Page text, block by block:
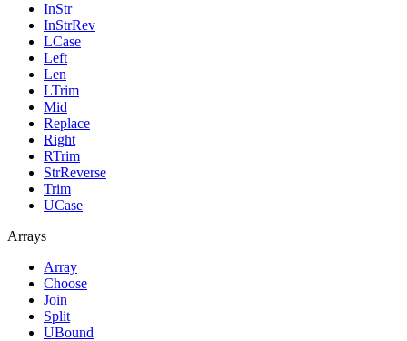
InStr
InStrRev
LCase
Left
Len
LTrim
Mid
Replace
Right
RTrim
StrReverse
Trim
UCase
Arrays
Array
Choose
Join
Split
UBound